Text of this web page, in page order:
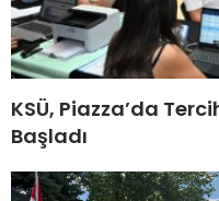
KSÜ, Piazza’da
Başladı